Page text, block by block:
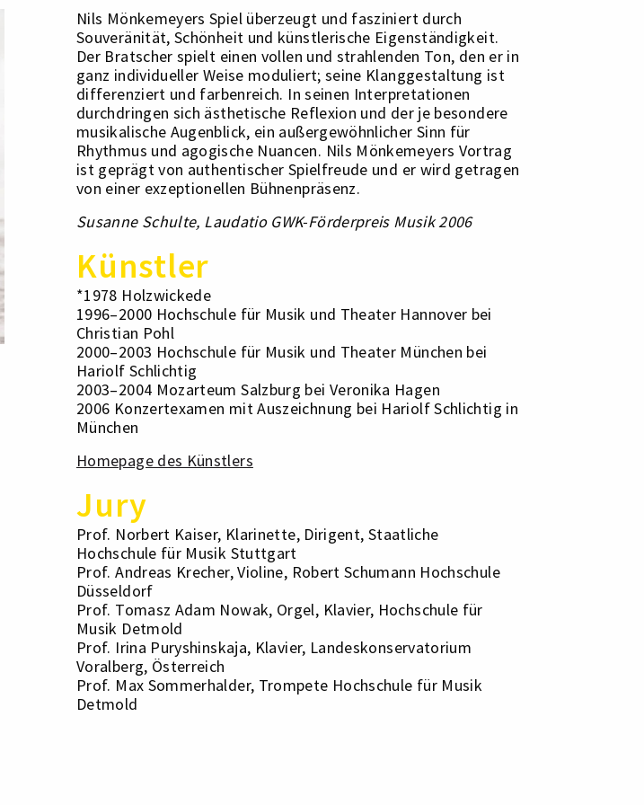
Nils Mönkemeyers Spiel überzeugt und fasziniert durch
Souveränität, Schönheit und künstlerische Eigenständigkeit.
Der Bratscher spielt einen vollen und strahlenden Ton, den er in
ganz individueller Weise moduliert; seine Klanggestaltung ist
differenziert und farbenreich. In seinen Interpretationen
durchdringen sich ästhetische Reflexion und der je besondere
musikalische Augenblick, ein außergewöhnlicher Sinn für
Rhythmus und agogische Nuancen. Nils Mönkemeyers Vortrag
ist geprägt von authentischer Spielfreude und er wird getragen
von einer exzeptionellen Bühnenpräsenz.
Susanne Schulte, Laudatio GWK-Förderpreis Musik 2006
Künstler
*1978 Holzwickede
1996–2000 Hochschule für Musik und Theater Hannover bei
Christian Pohl
2000–2003 Hochschule für Musik und Theater München bei
Hariolf Schlichtig
2003–2004 Mozarteum Salzburg bei Veronika Hagen
2006 Konzertexamen mit Auszeichnung bei Hariolf Schlichtig in
München
Homepage des Künstlers
Jury
Prof. Norbert Kaiser, Klarinette, Dirigent, Staatliche
Hochschule für Musik Stuttgart
Prof. Andreas Krecher, Violine, Robert Schumann Hochschule
Düsseldorf
Prof. Tomasz Adam Nowak, Orgel, Klavier, Hochschule für
Musik Detmold
Prof. Irina Puryshinskaja, Klavier, Landeskonservatorium
Voralberg, Österreich
Prof. Max Sommerhalder, Trompete Hochschule für Musik
Detmold